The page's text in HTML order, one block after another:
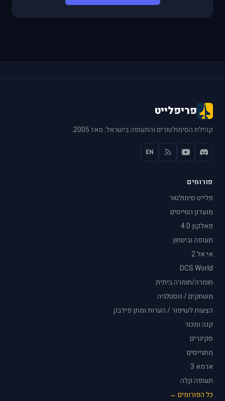
פריפלייט
קהילת הסימולטורים והתעופה בישראל. מאז 2005.
EN
פורומים
פלייט סימולטור
מועדון הטייסים
פאלקון 4.0
תעופה וביטחון
אי אל 2
DCS World
חומרה/חומרה ביתית
משחקים / נוסטלגיה
הצעות לשיפור / הערות ומתן פידבק
קנה ומכור
סקינרים
מתגייסים
ארמא 3
תעופה קלה
כל הפורומים →